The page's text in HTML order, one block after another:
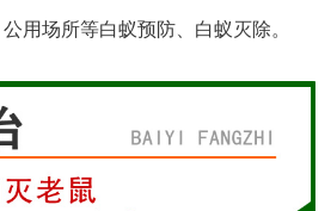
用场所等白蚁预防、白蚁灭除。